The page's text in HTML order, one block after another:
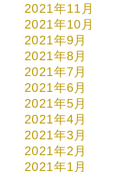
2021年11月
2021年10月
2021年9月
2021年8月
2021年7月
2021年6月
2021年5月
2021年4月
2021年3月
2021年2月
2021年1月